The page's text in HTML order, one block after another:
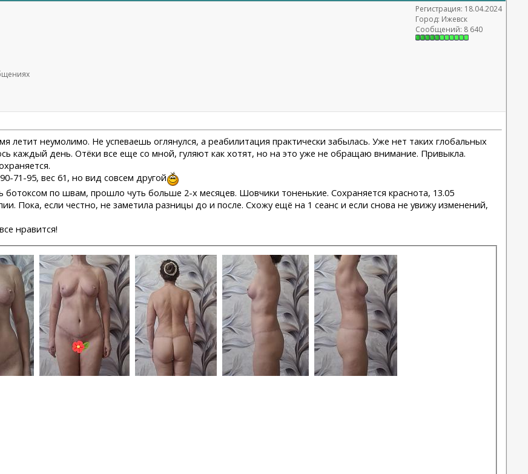
Регистрация: 18.04.2024
Город: Ижевск
Сообщений: 8 640
летит неумолимо. Не успеваешь оглянулся, а реабилитация практически забылась. Уже нет таких глобальных
каждый день. Отёки все еще со мной, гуляют как хотят, но на это уже не обращаю внимание. Привыкла.
71-95, вес 61, но вид совсем другой
по швам, прошло чуть больше 2-х месяцев. Шовчики тоненькие. Сохраняется краснота, 13.05
Пока, если честно, не заметила разницы до и после. Схожу ещё на 1 сеанс и если снова не увижу изменений,
нравится!